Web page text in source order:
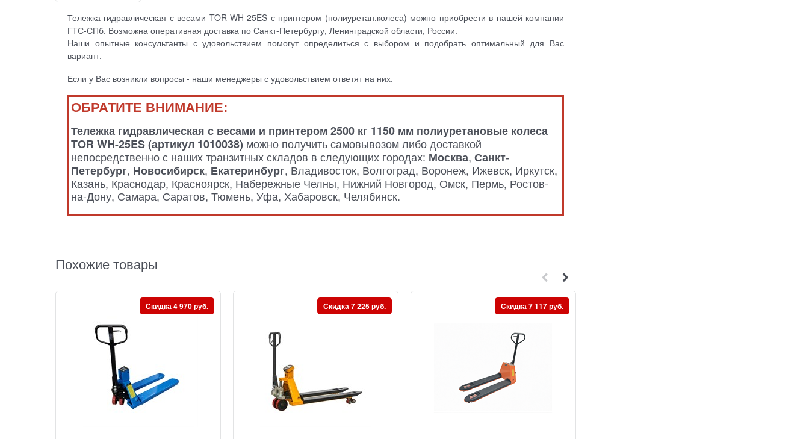
Тележка гидравлическая с весами TOR WH-25ES с принтером (полиуретан.колеса) можно приобрести в нашей компании
ГТС-СПб. Возможна оперативная доставка по Санкт-Петербургу, Ленинградской области, России.
Наши опытные консультанты с удовольствием помогут определиться с выбором и подобрать оптимальный для Вас
вариант.
Если у Вас возникли вопросы - наши менеджеры с удовольствием ответят на них.
ОБРАТИТЕ ВНИМАНИЕ:
Тележка гидравлическая с весами и принтером 2500 кг 1150 мм полиуретановые колеса
TOR WH-25ES (артикул 1010038) можно получить самовывозом либо доставкой
непосредственно с наших транзитных складов в следующих городах: Москва, Санкт-
Петербург, Новосибирск, Екатеринбург, Владивосток, Волгоград, Воронеж, Ижевск, Иркутск,
Казань, Краснодар, Красноярск, Набережные Челны, Нижний Новгород, Омск, Пермь, Ростов-
на-Дону, Самара, Саратов, Тюмень, Уфа, Хабаровск, Челябинск.
Похожие товары
Скидка 4 970 руб. Скидка 7 225 руб. Скидка 7 117 руб.